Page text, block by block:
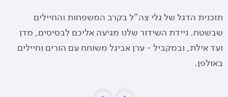
תוכנית הדגל של גלי צה"ל בקרב המשפחות והחיילים
שבשטח. ניידת השידור שלנו מגיעה אליכם לבסיסים, מדן
ועד אילת, ובמקביל - ערן אביגל משוחח עם הורים וחיילים
באולפן.